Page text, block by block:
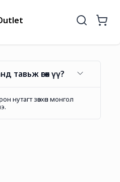
тавьж өгөх үү?
нутагт зөвхөн монгол